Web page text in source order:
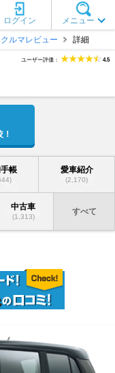
メニュー
ログイン
クルマレビュー 詳細
ユーザー評価： 4.5
帳 愛車紹介
(2,170)
中古車
(1,313)
すべて